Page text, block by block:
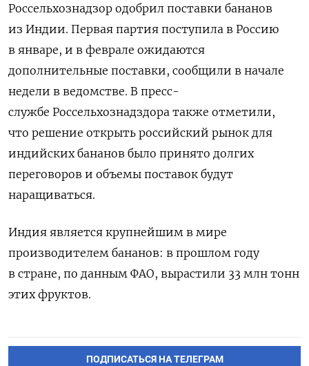
Россельхознадзор одобрил поставки бананов
из Индии. Первая партия поступила в Россию
в январе, и в феврале ожидаются
дополнительные поставки, сообщили в начале
недели в ведомстве. В пресс-
службе Россельхознадздора также отметили,
что решение открыть российский рынок для
индийских бананов было принято долгих
переговоров и объемы поставок будут
наращиваться.
Индия является крупнейшим в мире
производителем бананов: в прошлом году
в стране, по данным ФАО, вырастили 33 млн тонн
этих фруктов.
ПОДПИСАТЬСЯ НА ТЕЛЕГРАМ